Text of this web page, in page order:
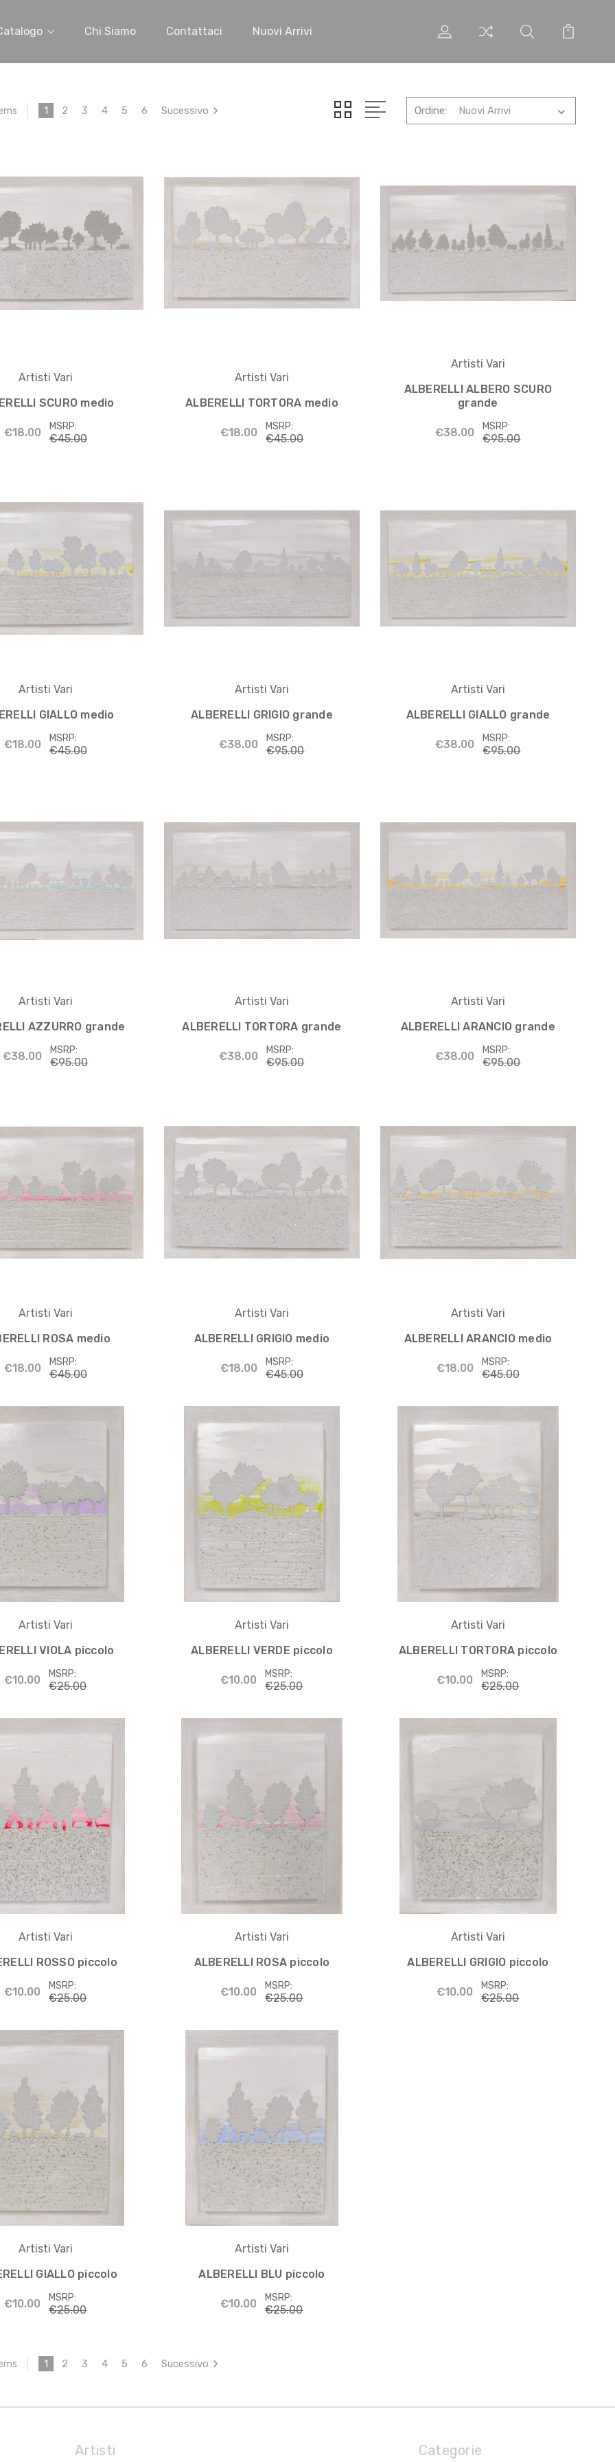
Chi Siamo Contattaci Nuovi Arrivi
1 2 3 4 5 6 Sucessivo Ordine:
Artisti Vari
SCURO medio
€18.00 MSRP:
€45.00
Artisti Vari
ALBERELLI TORTORA medio
€18.00 MSRP:
€45.00
Artisti Vari
ALBERELLI ALBERO SCURO
grande
€38.00 MSRP:
€95.00
Artisti Vari
GIALLO medio
€18.00 MSRP:
€45.00
Artisti Vari
ALBERELLI GRIGIO grande
€38.00 MSRP:
€95.00
Artisti Vari
ALBERELLI GIALLO grande
€38.00 MSRP:
€95.00
Artisti Vari
AZZURRO grande
€38.00 MSRP:
€95.00
Artisti Vari
ALBERELLI TORTORA grande
€38.00 MSRP:
€95.00
Artisti Vari
ALBERELLI ARANCIO grande
€38.00 MSRP:
€95.00
Artisti Vari
ROSA medio
€18.00 MSRP:
€45.00
Artisti Vari
ALBERELLI GRIGIO medio
€18.00 MSRP:
€45.00
Artisti Vari
ALBERELLI ARANCIO medio
€18.00 MSRP:
€45.00
Artisti Vari
VIOLA piccolo
€10.00 MSRP:
€25.00
Artisti Vari
ALBERELLI VERDE piccolo
€10.00 MSRP:
€25.00
Artisti Vari
ALBERELLI TORTORA piccolo
€10.00 MSRP:
€25.00
Artisti Vari
ROSSO piccolo
€10.00 MSRP:
€25.00
Artisti Vari
ALBERELLI ROSA piccolo
€10.00 MSRP:
€25.00
Artisti Vari
ALBERELLI GRIGIO piccolo
€10.00 MSRP:
€25.00
Artisti Vari
GIALLO piccolo
€10.00 MSRP:
€25.00
Artisti Vari
ALBERELLI BLU piccolo
€10.00 MSRP:
€25.00
1 2 3 4 5 6 Sucessivo
Artisti Categorie